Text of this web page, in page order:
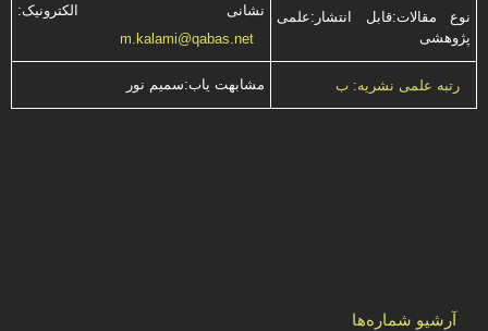
نوع مقالات:قابل انتشار:علمی
پژوهشی
نشانی الکترونیک:
m.kalami@qabas.net
رتبه علمی نشریه: ب مشابهت ياب:سميم نور
آرشیو شماره‌ها